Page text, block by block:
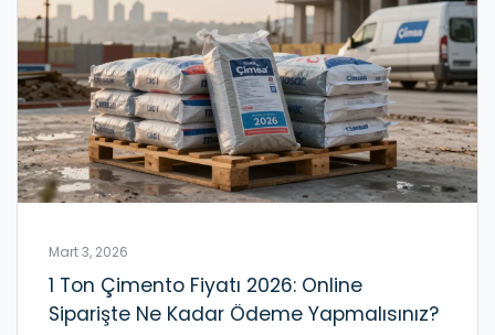
Mart 3, 2026
1 Ton Çimento Fiyatı 2026: Online
Siparişte Ne Kadar Ödeme Yapmalısınız?